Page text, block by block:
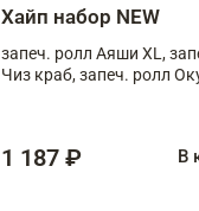
Хайп набор NEW
запеч. ролл Аяши XL,
Чиз краб, запеч. ролл
1 187 ₽ В